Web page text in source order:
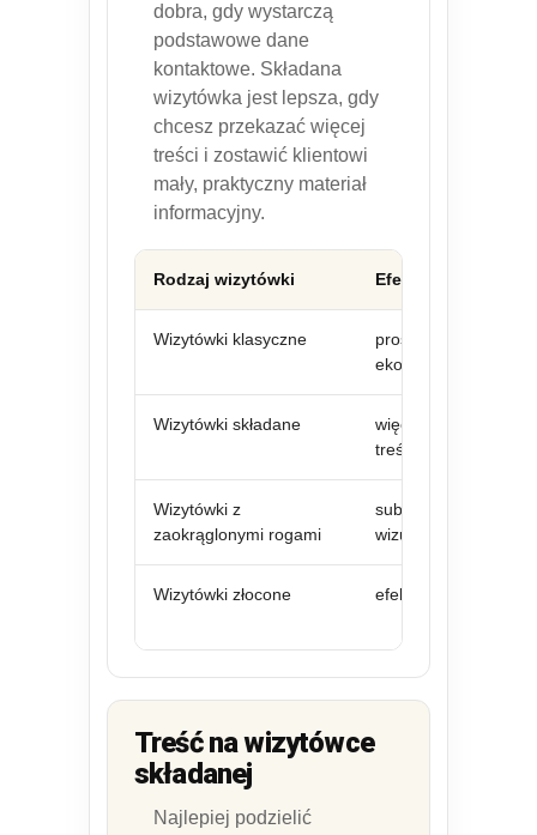
dobra, gdy wystarczą
podstawowe dane
kontaktowe. Składana
wizytówka jest lepsza, gdy
chcesz przekazać więcej
treści i zostawić klientowi
mały, praktyczny materiał
informacyjny.
Rodzaj wizytówki Efekt
Wizytówki klasyczne
proste, szybkie,
ekonomiczne
Wizytówki składane
więcej miejsca na
treść
Wizytówki z
zaokrąglonymi rogami
subtelny efekt
wizualny
Wizytówki złocone efekt premium
Treść na wizytówce
składanej
Najlepiej podzielić